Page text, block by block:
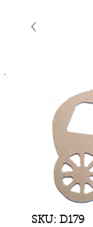
SKU: D179